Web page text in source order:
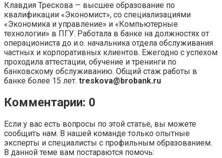
Клавдия Трескова — высшее образование по
квалификации «Экономист», со специализациями
«Экономика и управление» и «Компьютерные
технологии» в ПГУ. Работала в банке на должностях от
операциониста до и.о. начальника отдела обслуживания
частных и корпоративных клиентов. Ежегодно с успехом
проходила аттестации, обучение и тренинги по
банковскому обслуживанию. Общий стаж работы в
банке более 15 лет. treskova@brobank.ru
Комментарии: 0
Если у вас есть вопросы по этой статье, вы можете
сообщить нам. В нашей команде только опытные
эксперты и специалисты с профильным образованием.
В данной теме вам постараются помочь: